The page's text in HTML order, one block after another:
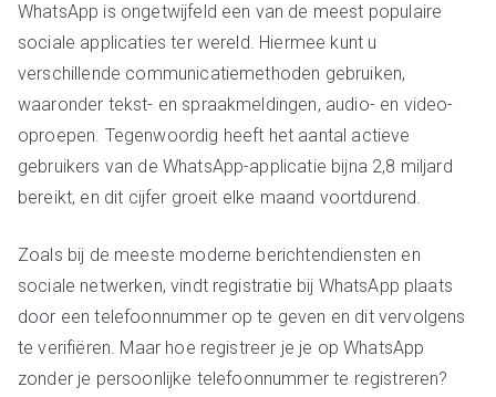
WhatsApp is ongetwijfeld een van de meest populaire
sociale applicaties ter wereld. Hiermee kunt u
verschillende communicatiemethoden gebruiken,
waaronder tekst- en spraakmeldingen, audio- en video-
oproepen. Tegenwoordig heeft het aantal actieve
gebruikers van de WhatsApp-applicatie bijna 2,8 miljard
bereikt, en dit cijfer groeit elke maand voortdurend.
Zoals bij de meeste moderne berichtendiensten en
sociale netwerken, vindt registratie bij WhatsApp plaats
door een telefoonnummer op te geven en dit vervolgens
te verifiëren. Maar hoe registreer je je op WhatsApp
zonder je persoonlijke telefoonnummer te registreren?